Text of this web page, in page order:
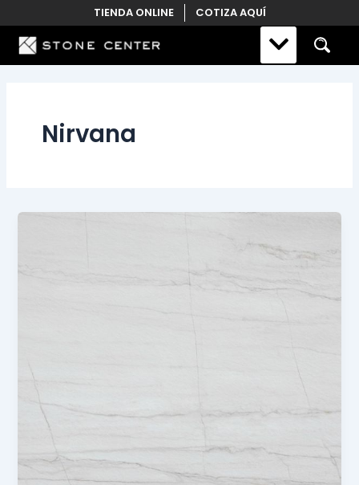
to
content
TIENDA ONLINE COTIZA AQUÍ
Nirvana